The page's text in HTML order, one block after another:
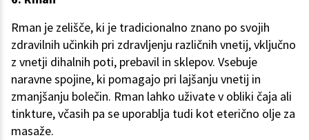
Rman je zelišče, ki je tradicionalno znano po svojih
zdravilnih učinkih pri zdravljenju različnih vnetij, vključno
z vnetji dihalnih poti, prebavil in sklepov. Vsebuje
naravne spojine, ki pomagajo pri lajšanju vnetij in
zmanjšanju bolečin. Rman lahko uživate v obliki čaja ali
tinkture, včasih pa se uporablja tudi kot eterično olje za
masaže.